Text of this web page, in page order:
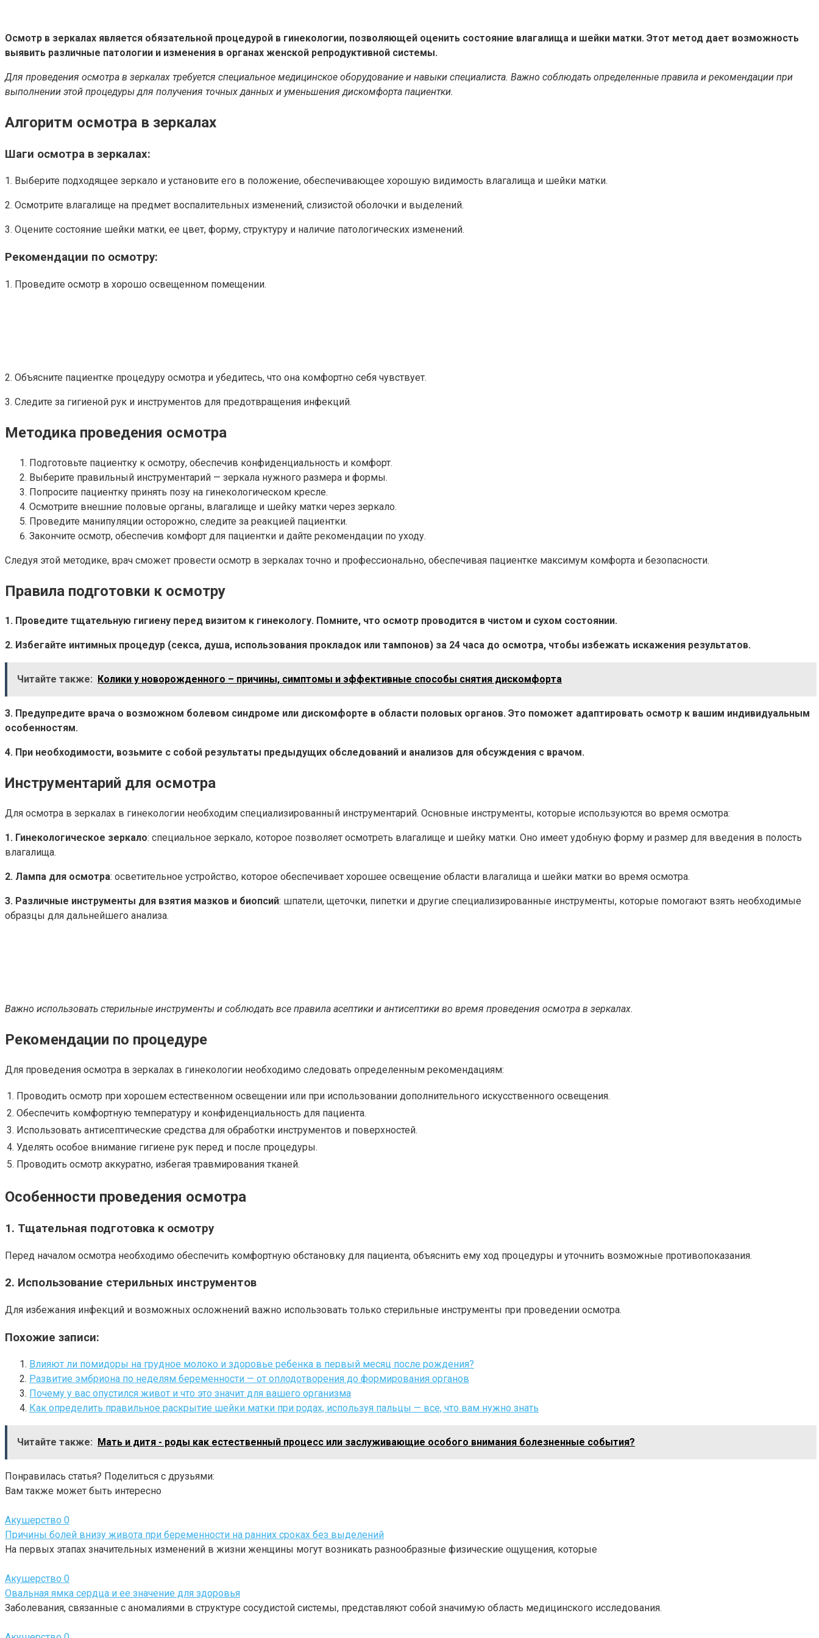
Осмотр в зеркалах является обязательной процедурой в гинекологии, позволяющей оценить состояние влагалища и шейки матки. Этот метод дает возможность
выявить различные патологии и изменения в органах женской репродуктивной системы.
Для проведения осмотра в зеркалах требуется специальное медицинское оборудование и навыки специалиста. Важно соблюдать определенные правила и рекомендации при
выполнении этой процедуры для получения точных данных и уменьшения дискомфорта пациентки.
Алгоритм осмотра в зеркалах
Шаги осмотра в зеркалах:
1. Выберите подходящее зеркало и установите его в положение, обеспечивающее хорошую видимость влагалища и шейки матки.
2. Осмотрите влагалище на предмет воспалительных изменений, слизистой оболочки и выделений.
3. Оцените состояние шейки матки, ее цвет, форму, структуру и наличие патологических изменений.
Рекомендации по осмотру:
1. Проведите осмотр в хорошо освещенном помещении.
2. Объясните пациентке процедуру осмотра и убедитесь, что она комфортно себя чувствует.
3. Следите за гигиеной рук и инструментов для предотвращения инфекций.
Методика проведения осмотра
Подготовьте пациентку к осмотру, обеспечив конфиденциальность и комфорт.
Выберите правильный инструментарий — зеркала нужного размера и формы.
Попросите пациентку принять позу на гинекологическом кресле.
Осмотрите внешние половые органы, влагалище и шейку матки через зеркало.
Проведите манипуляции осторожно, следите за реакцией пациентки.
Закончите осмотр, обеспечив комфорт для пациентки и дайте рекомендации по уходу.
Следуя этой методике, врач сможет провести осмотр в зеркалах точно и профессионально, обеспечивая пациентке максимум комфорта и безопасности.
Правила подготовки к осмотру
1. Проведите тщательную гигиену перед визитом к гинекологу. Помните, что осмотр проводится в чистом и сухом состоянии.
2. Избегайте интимных процедур (секса, душа, использования прокладок или тампонов) за 24 часа до осмотра, чтобы избежать искажения результатов.
Читайте также: Колики у новорожденного – причины, симптомы и эффективные способы снятия дискомфорта
3. Предупредите врача о возможном болевом синдроме или дискомфорте в области половых органов. Это поможет адаптировать осмотр к вашим индивидуальным
особенностям.
4. При необходимости, возьмите с собой результаты предыдущих обследований и анализов для обсуждения с врачом.
Инструментарий для осмотра
Для осмотра в зеркалах в гинекологии необходим специализированный инструментарий. Основные инструменты, которые используются во время осмотра:
1. Гинекологическое зеркало: специальное зеркало, которое позволяет осмотреть влагалище и шейку матки. Оно имеет удобную форму и размер для введения в полость
влагалища.
2. Лампа для осмотра: осветительное устройство, которое обеспечивает хорошее освещение области влагалища и шейки матки во время осмотра.
3. Различные инструменты для взятия мазков и биопсий: шпатели, щеточки, пипетки и другие специализированные инструменты, которые помогают взять необходимые
образцы для дальнейшего анализа.
Важно использовать стерильные инструменты и соблюдать все правила асептики и антисептики во время проведения осмотра в зеркалах.
Рекомендации по процедуре
Для проведения осмотра в зеркалах в гинекологии необходимо следовать определенным рекомендациям:
1. Проводить осмотр при хорошем естественном освещении или при использовании дополнительного искусственного освещения.
2. Обеспечить комфортную температуру и конфиденциальность для пациента.
3. Использовать антисептические средства для обработки инструментов и поверхностей.
4. Уделять особое внимание гигиене рук перед и после процедуры.
5. Проводить осмотр аккуратно, избегая травмирования тканей.
Особенности проведения осмотра
1. Тщательная подготовка к осмотру
Перед началом осмотра необходимо обеспечить комфортную обстановку для пациента, объяснить ему ход процедуры и уточнить возможные противопоказания.
2. Использование стерильных инструментов
Для избежания инфекций и возможных осложнений важно использовать только стерильные инструменты при проведении осмотра.
Похожие записи:
Влияют ли помидоры на грудное молоко и здоровье ребенка в первый месяц после рождения?
Развитие эмбриона по неделям беременности — от оплодотворения до формирования органов
Почему у вас опустился живот и что это значит для вашего организма
Как определить правильное раскрытие шейки матки при родах, используя пальцы — все, что вам нужно знать
Читайте также: Мать и дитя - роды как естественный процесс или заслуживающие особого внимания болезненные события?
Понравилась статья? Поделиться с друзьями:
Вам также может быть интересно
Акушерство 0
Причины болей внизу живота при беременности на ранних сроках без выделений
На первых этапах значительных изменений в жизни женщины могут возникать разнообразные физические ощущения, которые
Акушерство 0
Овальная ямка сердца и ее значение для здоровья
Заболевания, связанные с аномалиями в структуре сосудистой системы, представляют собой значимую область медицинского исследования.